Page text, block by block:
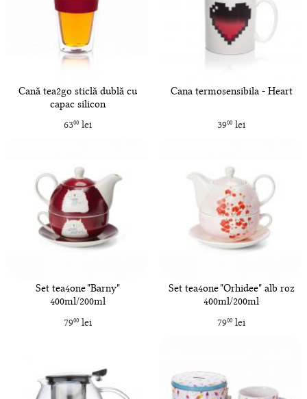
Cană tea2go sticlă dublă cu
capac silicon
6300lei
Cana termosensibila - Heart
3900lei
Set tea4one "Barny"
400ml/200ml
7900lei
Set tea4one "Orhidee" alb roz
400ml/200ml
7900lei